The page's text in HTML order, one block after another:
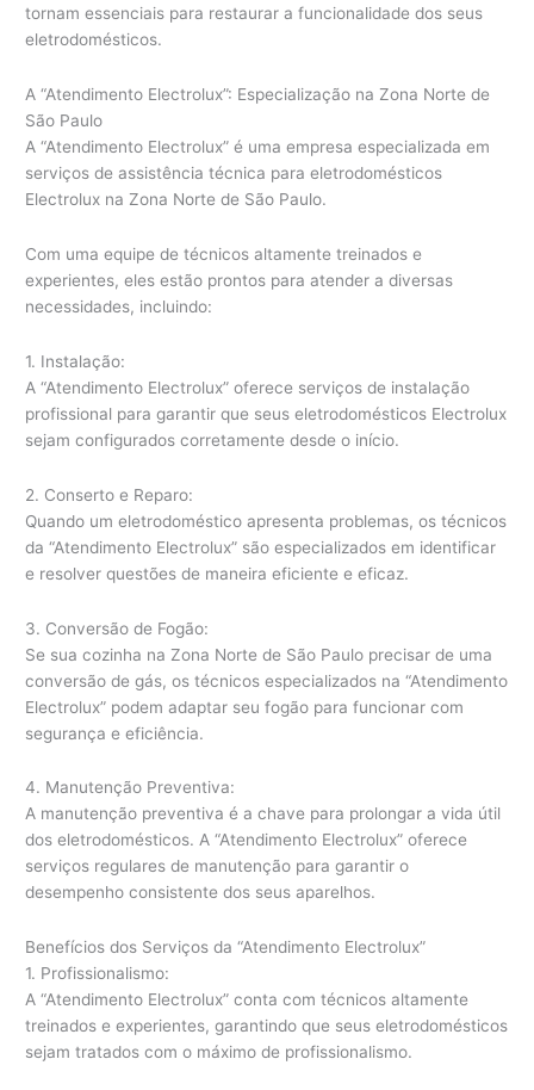
tornam essenciais para restaurar a funcionalidade dos seus
eletrodomésticos.
A “Atendimento Electrolux”: Especialização na Zona Norte de
São Paulo
A “Atendimento Electrolux” é uma empresa especializada em
serviços de assistência técnica para eletrodomésticos
Electrolux na Zona Norte de São Paulo.
Com uma equipe de técnicos altamente treinados e
experientes, eles estão prontos para atender a diversas
necessidades, incluindo:
1. Instalação:
A “Atendimento Electrolux” oferece serviços de instalação
profissional para garantir que seus eletrodomésticos Electrolux
sejam configurados corretamente desde o início.
2. Conserto e Reparo:
Quando um eletrodoméstico apresenta problemas, os técnicos
da “Atendimento Electrolux” são especializados em identificar
e resolver questões de maneira eficiente e eficaz.
3. Conversão de Fogão:
Se sua cozinha na Zona Norte de São Paulo precisar de uma
conversão de gás, os técnicos especializados na “Atendimento
Electrolux” podem adaptar seu fogão para funcionar com
segurança e eficiência.
4. Manutenção Preventiva:
A manutenção preventiva é a chave para prolongar a vida útil
dos eletrodomésticos. A “Atendimento Electrolux” oferece
serviços regulares de manutenção para garantir o
desempenho consistente dos seus aparelhos.
Benefícios dos Serviços da “Atendimento Electrolux”
1. Profissionalismo:
A “Atendimento Electrolux” conta com técnicos altamente
treinados e experientes, garantindo que seus eletrodomésticos
sejam tratados com o máximo de profissionalismo.